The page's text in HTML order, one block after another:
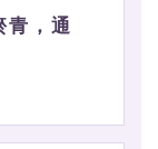
青，通